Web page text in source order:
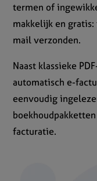
termen of
makkelijk en
mail verzonden.
Naast klassieke
automatisch e-
eenvoudig
facturatie.